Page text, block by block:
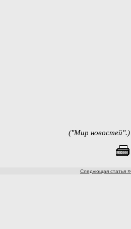
("Мир новостей".)
Следующая статья »